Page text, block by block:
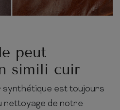
peut
simili cuir
synthétique est toujours
nettoyage de notre